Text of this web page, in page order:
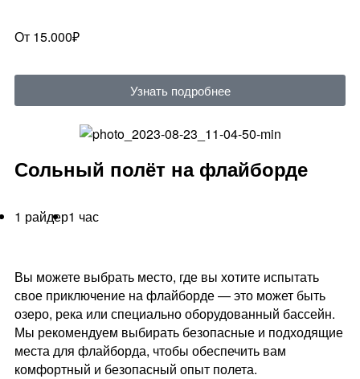
От 15.000₽
Узнать подробнее
Сольный полёт на флайборде
1 райдер1 час
Вы можете выбрать место, где вы хотите испытать
свое приключение на флайборде — это может быть
озеро, река или специально оборудованный бассейн.
Мы рекомендуем выбирать безопасные и подходящие
места для флайборда, чтобы обеспечить вам
комфортный и безопасный опыт полета.